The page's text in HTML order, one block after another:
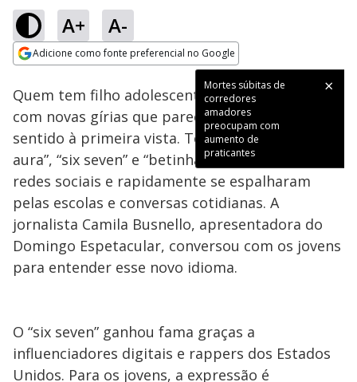
A+ A-
Adicione como fonte preferencial no Google
Mortes súbitas de
corredores
amadores
preocupam com
aumento de
praticantes
Ativar
Loaded:
17.83%
Quem tem filho adolescente tem se deparado
com novas gírias que parecem não fazer
sentido à primeira vista. Termos como “farmar
aura”, “six seven” e “betinha” nasceram nas
redes sociais e rapidamente se espalharam
pelas escolas e conversas cotidianas. A
jornalista Camila Busnello, apresentadora do
Domingo Espetacular, conversou com os jovens
para entender esse novo idioma.
O “six seven” ganhou fama graças a
influenciadores digitais e rappers dos Estados
Unidos. Para os jovens, a expressão é